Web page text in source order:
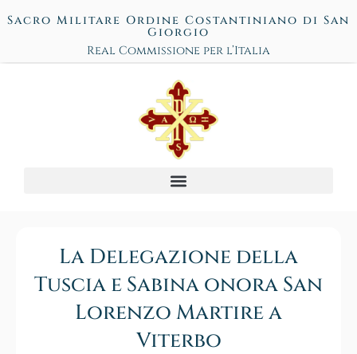
Sacro Militare Ordine Costantiniano di San
Giorgio
Real Commissione per l’Italia
La Delegazione della
Tuscia e Sabina onora San
Lorenzo Martire a
Viterbo